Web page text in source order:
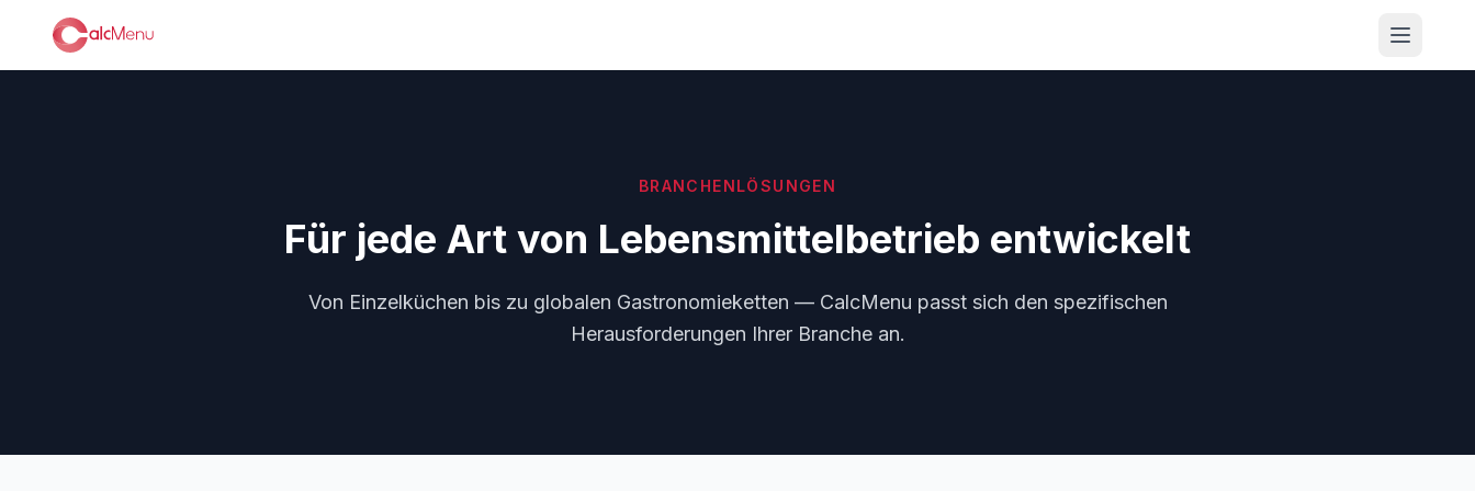
BRANCHENLÖSUNGEN
Für jede Art von Lebensmittelbetrieb entwickelt
Von Einzelküchen bis zu globalen Gastronomieketten — CalcMenu passt sich den spezifischen
Herausforderungen Ihrer Branche an.